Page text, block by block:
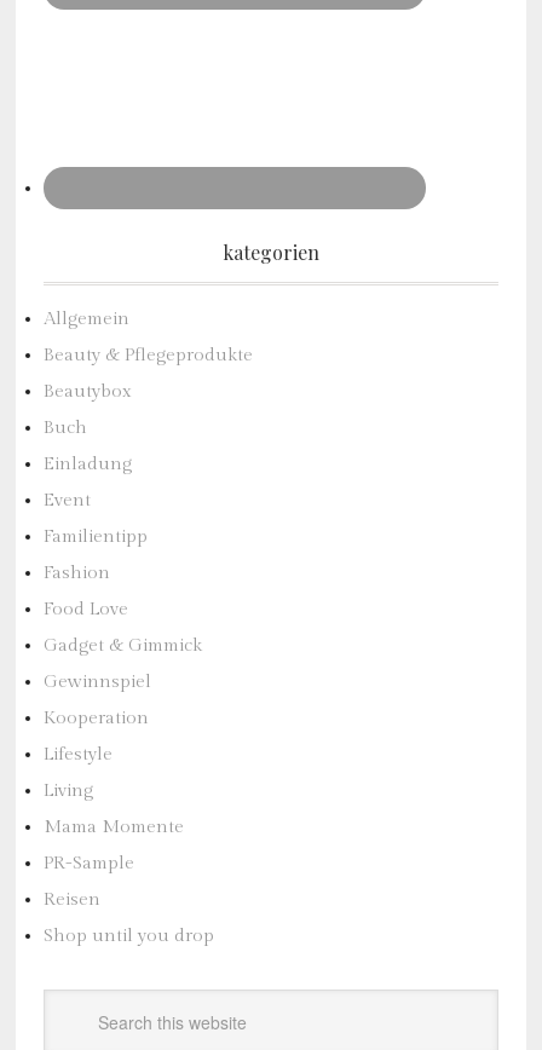
kategorien
Allgemein
Beauty & Pflegeprodukte
Beautybox
Buch
Einladung
Event
Familientipp
Fashion
Food Love
Gadget & Gimmick
Gewinnspiel
Kooperation
Lifestyle
Living
Mama Momente
PR-Sample
Reisen
Shop until you drop